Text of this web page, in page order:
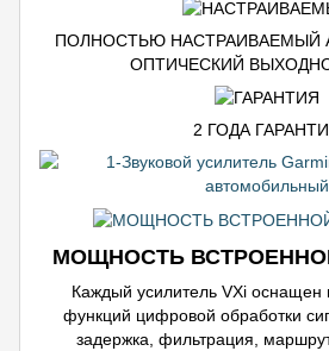
ПОЛНОСТЬЮ НАСТРАИВАЕМЫЙ
ОПТИЧЕСКИЙ
2 ГОДА
МОЩНОСТЬ
Каждый усилитель VXi
функций цифровой обработки
задержка, фильтрация,